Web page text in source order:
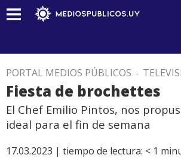
PORTAL MEDIOS PÚBLICOS .
Fiesta de brochettes
El Chef Emilio Pintos, nos
ideal para el fin de semana
17.03.2023 | tiempo de lectura: < 1